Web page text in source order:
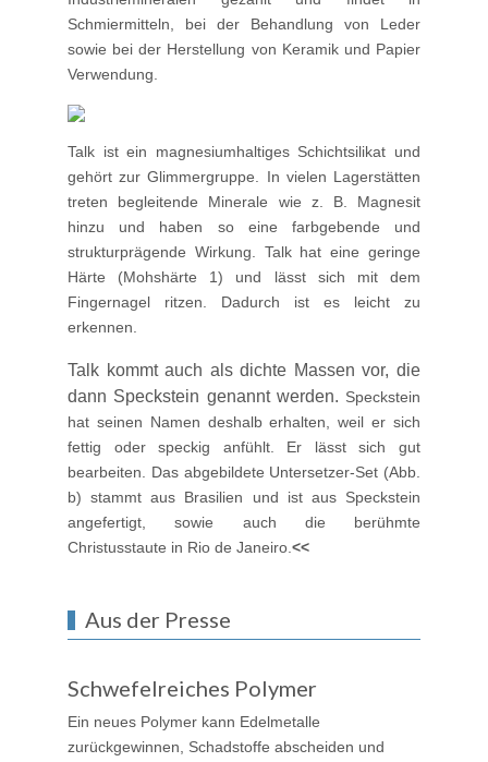
Schmiermitteln, bei der Behandlung von Leder
sowie bei der Herstellung von Keramik und Papier
Verwendung.
Talk ist ein magnesiumhaltiges Schichtsilikat und
gehört zur Glimmergruppe. In vielen Lagerstätten
treten begleitende Minerale wie z. B. Magnesit
hinzu und haben so eine farbgebende und
strukturprägende Wirkung. Talk hat eine geringe
Härte (Mohshärte 1) und lässt sich mit dem
Fingernagel ritzen. Dadurch ist es leicht zu
erkennen.
Talk kommt auch als dichte Massen vor, die
dann Speckstein genannt werden. Speckstein
hat seinen Namen deshalb erhalten, weil er sich
fettig oder speckig anfühlt. Er lässt sich gut
bearbeiten. Das abgebildete Untersetzer-Set (Abb.
b) stammt aus Brasilien und ist aus Speckstein
angefertigt, sowie auch die berühmte
Christusstaute in Rio de Janeiro. <<
Aus der Presse
Schwefelreiches Polymer
Ein neues Polymer kann Edelmetalle
zurückgewinnen, Schadstoffe abscheiden und